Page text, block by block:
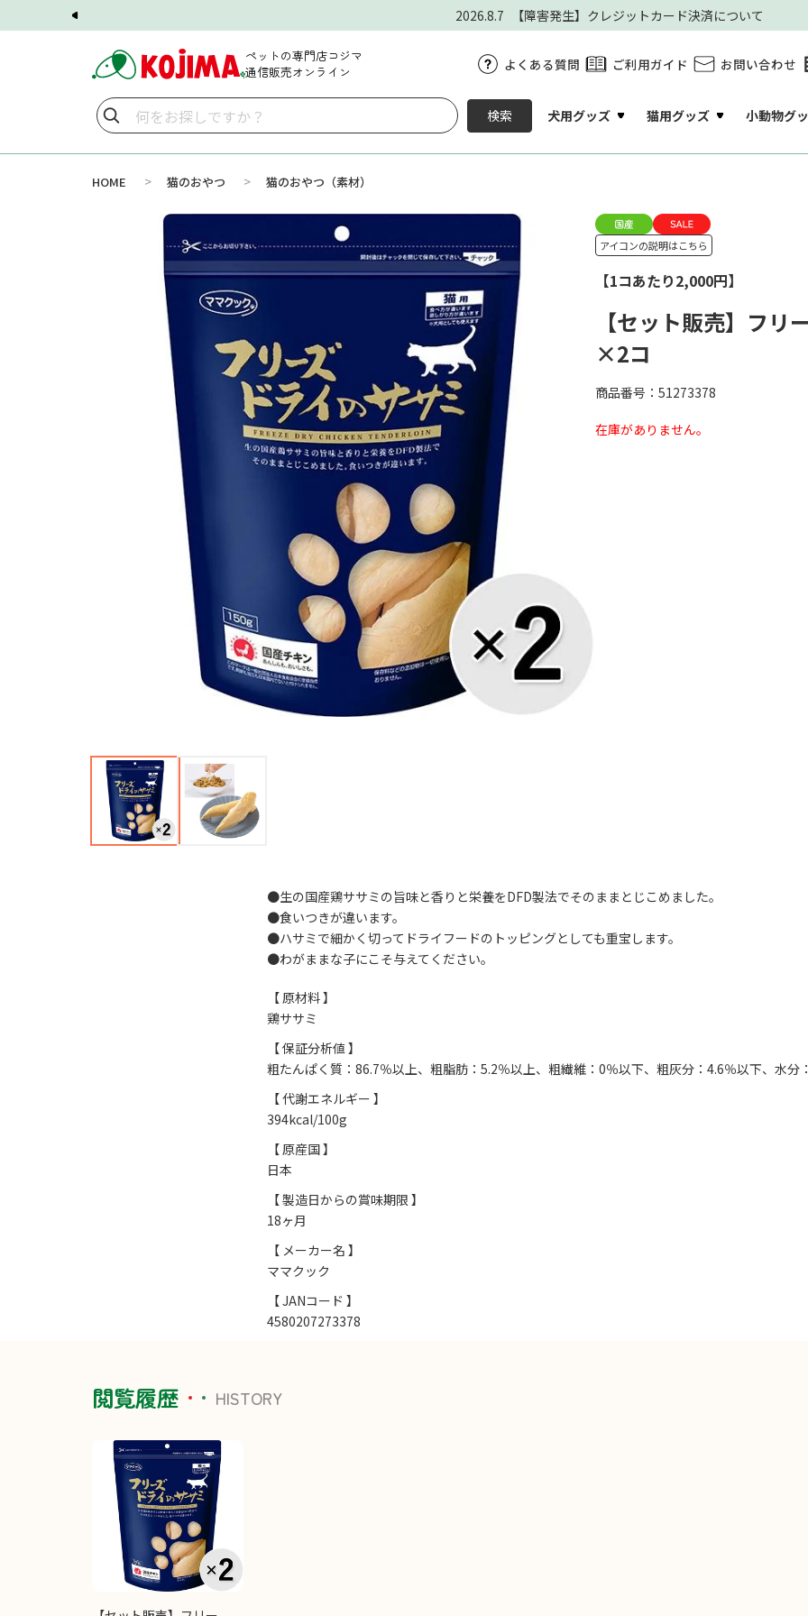
2026.8.7 【障害発生】クレジットカード決済について
ペットの専門店コジマ
通信販売オンライン
よくある質問 ご利用ガイド お問い合わせ
検索 犬用グッズ 猫用グッズ 小動物グ
HOME > 猫のおやつ > 猫のおやつ（素材）
アイコンの説明はこちら
【1コあたり2,000円】
【セット販売】フ
×2コ
商品番号：51273378
在庫がありません。
●生の国産鶏ササミの旨味と香りと栄養をDFD製法でそのままとじこめました。
●食いつきが違います。
●ハサミで細かく切ってドライフードのトッピングとしても重宝します。
●わがままな子にこそ与えてください。
【 原材料 】
鶏ササミ
【 保証分析値 】
粗たんぱく質：86.7％以上、粗脂肪：5.2％以上、粗繊維：0％以下、粗灰分：4.6％以下、水分
【 代謝エネルギー 】
394kcal/100g
【 原産国 】
日本
【 製造日からの賞味期限 】
18ヶ月
【 メーカー名 】
ママクック
【 JANコード 】
4580207273378
閲覧履歴 HISTORY